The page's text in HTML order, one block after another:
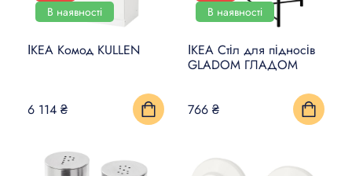
В наявності
ІКЕА Комод KULLEN
6 114 ₴
В наявності
ІКЕА Стіл для підносів
GLADOM ГЛАДОМ
766 ₴